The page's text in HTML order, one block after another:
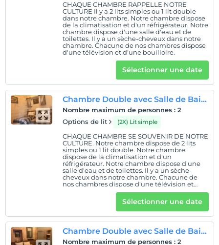
CHAQUE CHAMBRE RAPPELLE NOTRE
CULTURE Il y a 2 lits simples ou 1 lit double
dans notre chambre. Notre chambre dispose
de la climatisation et d'un réfrigérateur. Notre
chambre dispose d'une salle d'eau et de
toilettes. Il y a un sèche-cheveux dans notre
chambre. Chacune de nos chambres dispose
d'une télévision et d'une bouilloire.
Sélectionner une date
Chambre Double avec Salle de Bains(102)
Nombre maximum de personnes : 2
Options de lit
(2X) Lit simple
CHAQUE CHAMBRE SE SOUVENIR DE NOTRE
CULTURE. Notre chambre dispose de 2 lits
simples ou 1 lit double. Notre chambre
dispose de la climatisation et d'un
réfrigérateur. Notre chambre dispose d'une
salle d'eau et de toilettes. Il y a un sèche-
cheveux dans notre chambre. Chacune de
nos chambres dispose d'une télévision et
Sélectionner une date
Chambre Double avec Salle de Bains(105)
Nombre maximum de personnes : 2